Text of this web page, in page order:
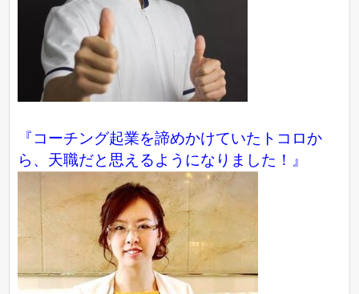
『コーチング起業を諦めかけていたトコロか
ら、天職だと思えるようになりました！』